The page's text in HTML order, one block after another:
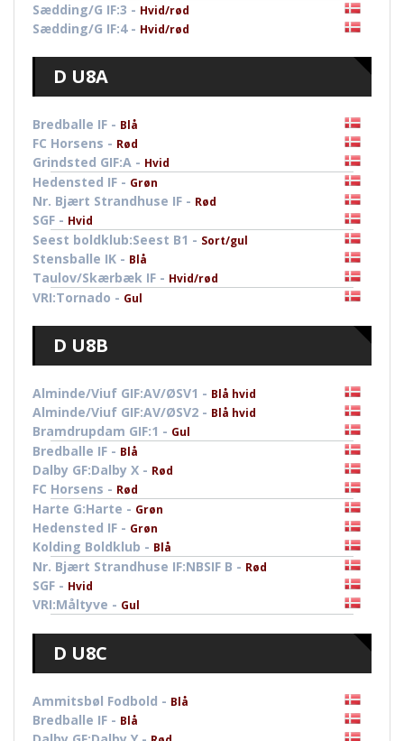
Sædding/G IF:3 - Hvid/rød
Sædding/G IF:4 - Hvid/rød
D U8A
Bredballe IF - Blå
FC Horsens - Rød
Grindsted GIF:A - Hvid
Hedensted IF - Grøn
Nr. Bjært Strandhuse IF - Rød
SGF - Hvid
Seest boldklub:Seest B1 - Sort/gul
Stensballe IK - Blå
Taulov/Skærbæk IF - Hvid/rød
VRI:Tornado - Gul
D U8B
Alminde/Viuf GIF:AV/ØSV1 - Blå hvid
Alminde/Viuf GIF:AV/ØSV2 - Blå hvid
Bramdrupdam GIF:1 - Gul
Bredballe IF - Blå
Dalby GF:Dalby X - Rød
FC Horsens - Rød
Harte G:Harte - Grøn
Hedensted IF - Grøn
Kolding Boldklub - Blå
Nr. Bjært Strandhuse IF:NBSIF B - Rød
SGF - Hvid
VRI:Måltyve - Gul
D U8C
Ammitsbøl Fodbold - Blå
Bredballe IF - Blå